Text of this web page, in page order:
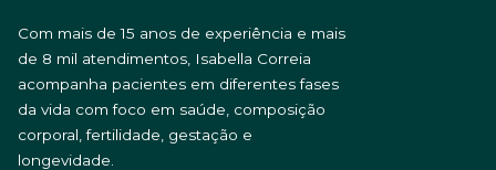
Com mais de 15 anos de experiência e mais
de 8 mil atendimentos, Isabella Correia
acompanha pacientes em diferentes fases
da vida com foco em saúde, composição
corporal, fertilidade, gestação e
longevidade.